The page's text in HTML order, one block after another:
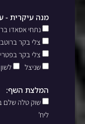
מנה עיקרית - עד 2 סוגים לבחירה
נתחי אסאדו
צלי בקר ברוטב
צלי בקר
שניצל
המלצת השף:
ליח’